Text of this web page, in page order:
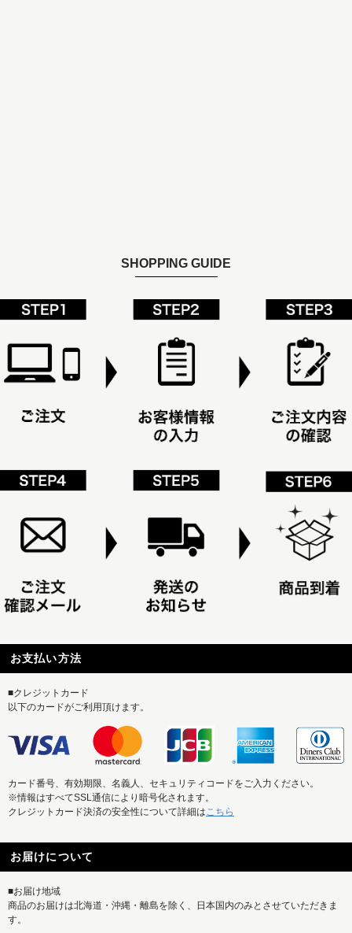
SHOPPING GUIDE
お支払い方法
■クレジットカード
以下のカードがご利用頂けます。
カード番号、有効期限、名義人、セキュリティコードをご入力ください。
※情報はすべてSSL通信により暗号化されます。
クレジットカード決済の安全性について詳細はこちら
お届けについて
■お届け地域
商品のお届けは北海道・沖縄・離島を除く、日本国内のみとさせていただきま
す。